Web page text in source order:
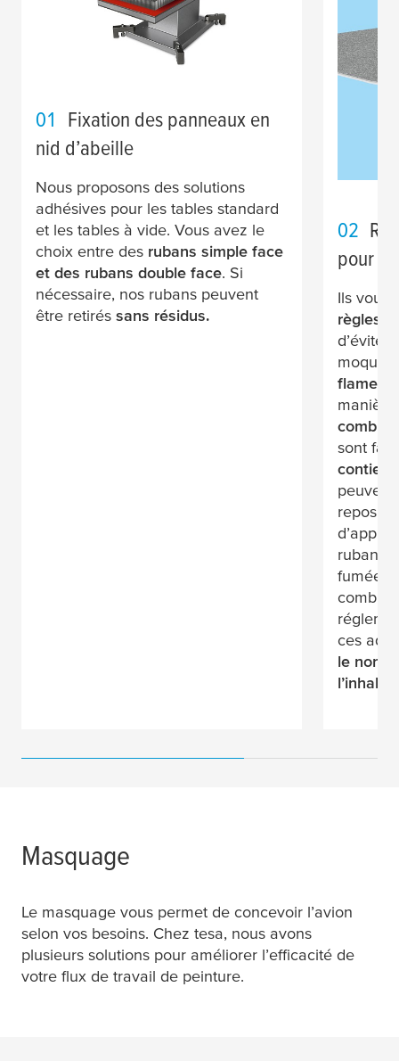
01
Fixation des panneaux en
nid d’abeille
Nous proposons des solutions
adhésives pour les tables standard
et les tables à vide. Vous avez le
choix entre des rubans simple face
et des rubans double face. Si
nécessaire, nos rubans peuvent
être retirés sans résidus.
02
pour la
Ils vous
règles
d’éviter
flame
sont
ruban,
fumées
ces
le
Masquage
Le masquage vous permet de concevoir l’avion
selon vos besoins. Chez tesa, nous avons
plusieurs solutions pour améliorer l’efficacité de
votre flux de travail de peinture.